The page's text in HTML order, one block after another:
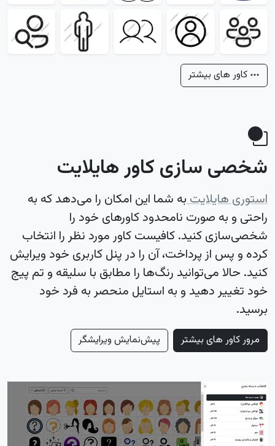
کاور های بیشتر
شخصی سازی کاور هایلایت
استوری هایلایتبه شما این امکان را می‌دهد که به
راحتی و به صورت نامحدود کاورهای خود را
شخصی‌سازی کنید. کافیست کاور مورد نظر را انتخاب
کرده و پس از پرداخت، آن را در پنل کاربری خود ویرایش
کنید. حالا می‌توانید رنگ‌ها را مطابق با سلیقه و تم پیج
خود تغییر دهید و به استایل منحصر به فرد خود
برسید.
مرور کاور های بیشتر پیش‌نمایش ویرایشگر